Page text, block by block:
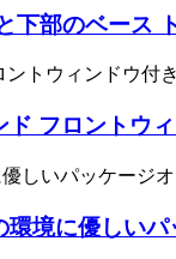
下部のベース
フロントウ
境に優しい